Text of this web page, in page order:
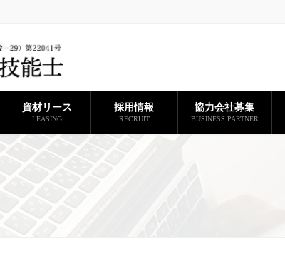
資材リース
LEASING
採用情報
RECRUIT
協力会社募集
BUSINESS PARTNER